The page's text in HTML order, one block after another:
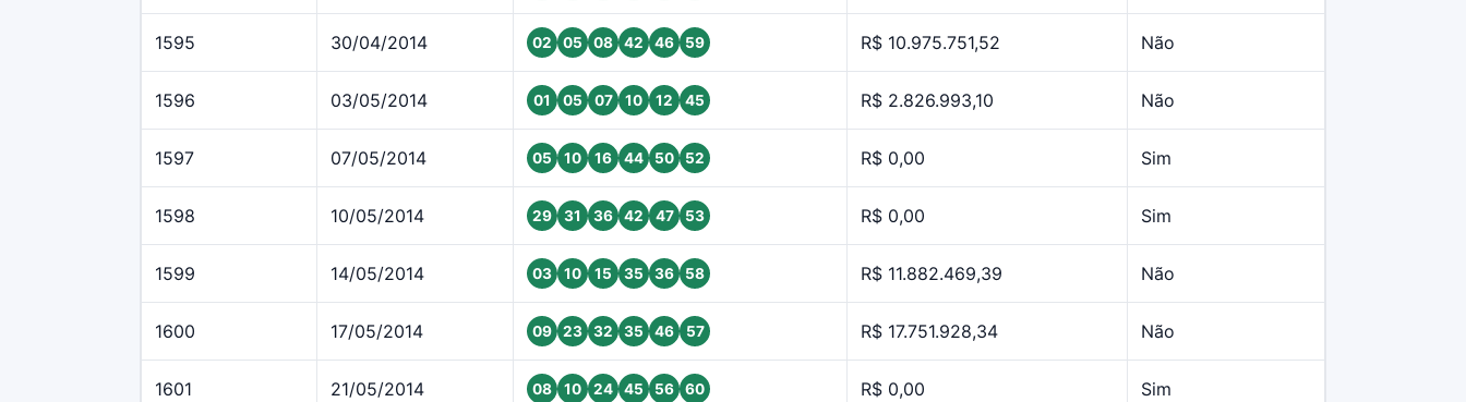
1595 30/04/2014 02 05 08 42 46 59 R$ 10.975.751,52 Não
1596 03/05/2014 01 05 07 10 12 45 R$ 2.826.993,10 Não
1597 07/05/2014 05 10 16 44 50 52 R$ 0,00 Sim
1598 10/05/2014 29 31 36 42 47 53 R$ 0,00 Sim
1599 14/05/2014 03 10 15 35 36 58 R$ 11.882.469,39 Não
1600 17/05/2014 09 23 32 35 46 57 R$ 17.751.928,34 Não
1601 21/05/2014 08 10 24 45 56 60 R$ 0,00 Sim